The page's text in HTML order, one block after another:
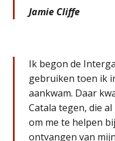
Jamie Cliffe
Ik begon de
gebruiken toen ik
aankwam. Daar
Catala tegen, die
om me te helpen
ontvangen van